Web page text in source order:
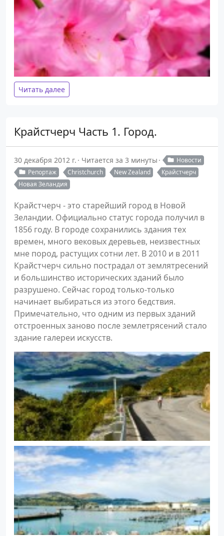
Читать далее
Крайстчерч Часть 1. Город.
30 декабря 2012 г. Читается за 3 минуты
Новости
Репортаж
Christchurch New Zealand
Крайстчерч
Новая Зеландия
Крайстчерч - это старейший город в Новой
Зеландии. Официально статус города получил в
1856 году. В городе сохранились здания тех
времен, много вековых деревьев, неизвестных
мне пород, растущих сотни лет. В 2010 и в 2011
Крайстчерч сильно пострадал от землятресений
и большинство исторических зданий было
разрушено. Сейчас город только-только
начинает выбираться из этого бедствия.
Примечательно, что одним из первых зданий
отстроенных заново после землетрясений стало
здание галереи искусств.